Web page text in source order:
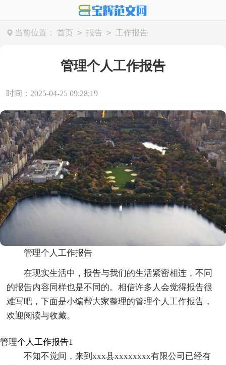
当前位置： 首页 > 报告 > 工作报告
管理个人工作报告
时间：2025-04-25 09:28:19
管理个人工作报告
在现实生活中，报告与我们的生活紧密相连，不同
的报告内容同样也是不同的。相信许多人会觉得报告很
难写吧，下面是小编帮大家整理的管理个人工作报告，
欢迎阅读与收藏。
管理个人工作报告1
不知不觉间，来到xxx县xxxxxxxx有限公司已经有